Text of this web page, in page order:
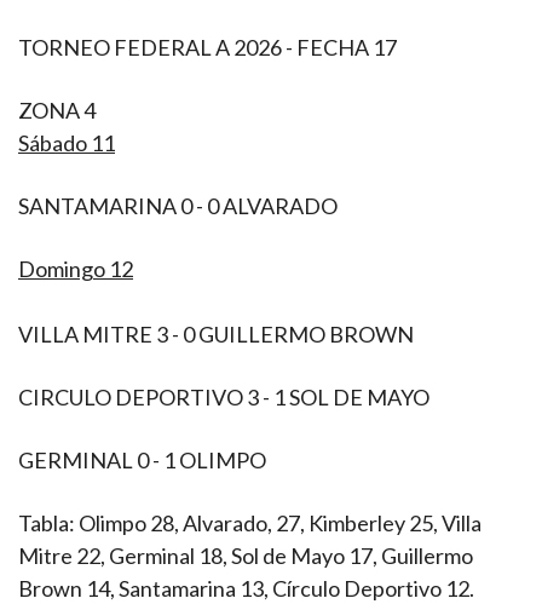
TORNEO FEDERAL A 2026 - FECHA 17
ZONA 4
Sábado 11
SANTAMARINA 0 - 0 ALVARADO
Domingo 12
VILLA MITRE 3 - 0 GUILLERMO BROWN
CIRCULO DEPORTIVO 3 - 1 SOL DE MAYO
GERMINAL 0 - 1 OLIMPO
Tabla: Olimpo 28,Alvarado, 27, Kimberley 25, Villa
Mitre 22, Germinal 18, Sol de Mayo 17, Guillermo
Brown 14, Santamarina 13, Círculo Deportivo 12.